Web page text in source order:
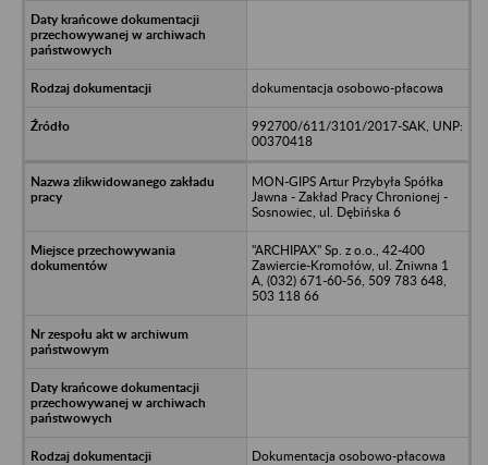
dokumentacja osobowo-płacowa
992700/611/3101/2017-SAK, UNP:
00370418
MON-GIPS Artur Przybyła Spółka
Jawna - Zakład Pracy Chronionej -
Sosnowiec, ul. Dębińska 6
"ARCHIPAX" Sp. z o.o., 42-400
Zawiercie-Kromołów, ul. Żniwna 1
A, (032) 671-60-56, 509 783 648,
503 118 66
Dokumentacja osobowo-płacowa